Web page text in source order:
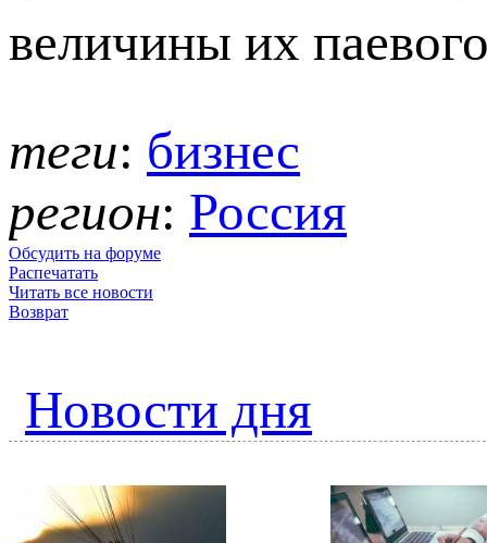
величины их
теги: бизнес
регион: Россия
Обсудить на форуме
Распечатать
Читать все новости
Возврат
Новости дня